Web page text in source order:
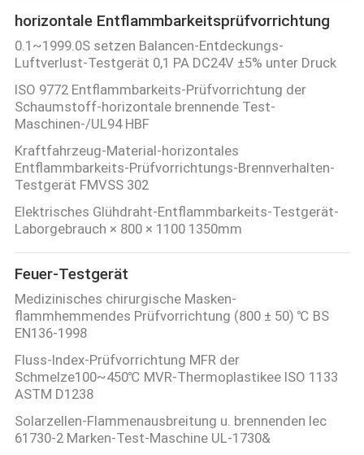
FORDERN
SIE EIN
ZITAT
SITEMAP
DATENSCHUTZRICHTLINIE
horizontale Entflammbarkeitsprüfvorrichtung
0.1~1999.0S setzen Balancen-Entdeckungs-
Luftverlust-Testgerät 0,1 PA DC24V ±5% unter Druck
ISO 9772 Entflammbarkeits-Prüfvorrichtung der
Schaumstoff-horizontale brennende Test-
Maschinen-/UL94 HBF
Kraftfahrzeug-Material-horizontales
Entflammbarkeits-Prüfvorrichtungs-Brennverhalten-
Testgerät FMVSS 302
Elektrisches Glühdraht-Entflammbarkeits-Testgerät-
Laborgebrauch × 800 × 1100 1350mm
Feuer-Testgerät
Medizinisches chirurgische Masken-
flammhemmendes Prüfvorrichtung (800 ± 50) ℃ BS
EN136-1998
Fluss-Index-Prüfvorrichtung MFR der
Schmelze100~450℃ MVR-Thermoplastikee ISO 1133
ASTM D1238
Solarzellen-Flammenausbreitung u. brennenden Iec
61730-2 Marken-Test-Maschine UL-1730&